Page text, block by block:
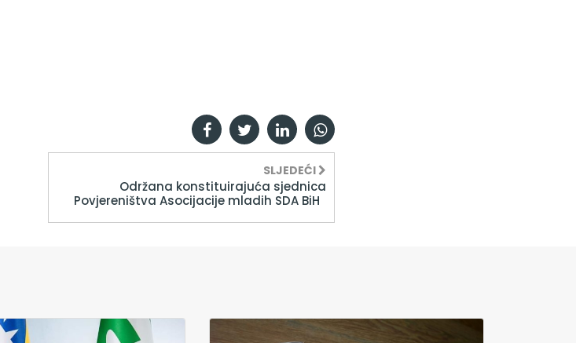
SLJEDEĆI
Održana konstituirajuća sjednica
Povjereništva Asocijacije mladih SDA BiH